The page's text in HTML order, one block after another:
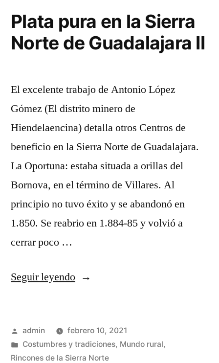
Norte
de
Guadalajara
Plata pura en la Sierra
Norte de Guadalajara II
El excelente trabajo de Antonio López
Gómez (El distrito minero de
Hiendelaencina) detalla otros Centros de
beneficio en la Sierra Norte de Guadalajara.
La Oportuna: estaba situada a orillas del
Bornova, en el término de Villares. Al
principio no tuvo éxito y se abandonó en
1.850. Se reabrio en 1.884-85 y volvió a
cerrar poco …
Seguir leyendo«Plata
la
Sierra
Publicado
por
admin
febrero 10, 2021
Publicado
en
Costumbres y tradiciones, Mundo rural,
Rincones de la Sierra Norte